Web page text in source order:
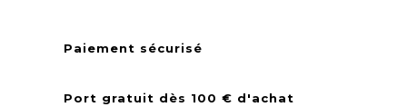
Paiement sécurisé
Port gratuit dès 100 € d'achat